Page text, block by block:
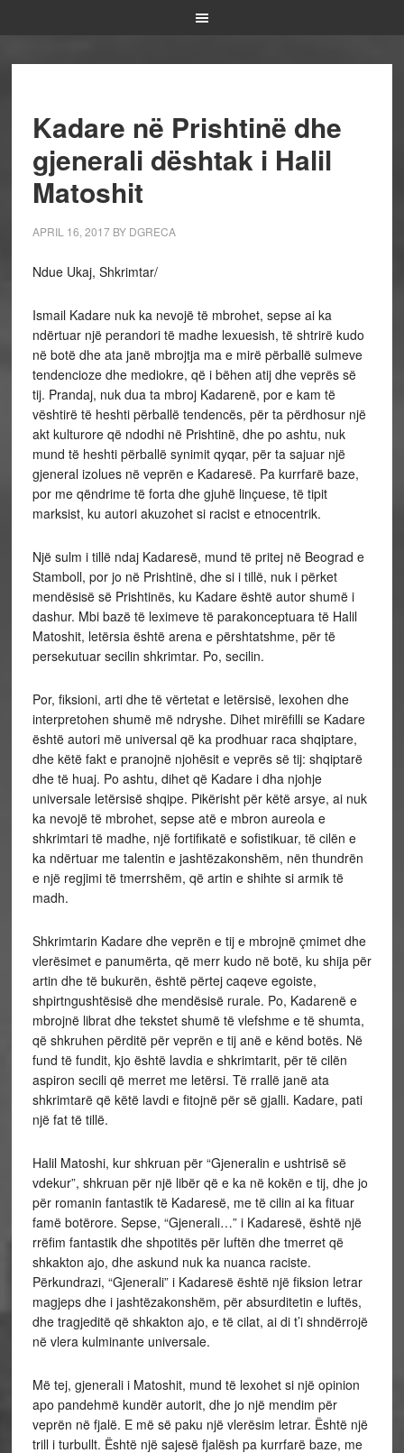
Kadare në Prishtinë dhe
gjenerali dështak i Halil
Matoshit
APRIL 16, 2017BY DGRECA
Ndue Ukaj, Shkrimtar/
Ismail Kadare nuk ka nevojë të mbrohet, sepse ai ka
ndërtuar një perandori të madhe lexuesish, të shtrirë kudo
në botë dhe ata janë mbrojtja ma e mirë përballë sulmeve
tendencioze dhe mediokre, që i bëhen atij dhe veprës së
tij. Prandaj, nuk dua ta mbroj Kadarenë, por e kam të
vështirë të heshti përballë tendencës, për ta përdhosur një
akt kulturore që ndodhi në Prishtinë, dhe po ashtu, nuk
mund të heshti përballë synimit qyqar, për ta sajuar një
gjeneral izolues në veprën e Kadaresë. Pa kurrfarë baze,
por me qëndrime të forta dhe gjuhë linçuese, të tipit
marksist, ku autori akuzohet si racist e etnocentrik.
Një sulm i tillë ndaj Kadaresë, mund të pritej në Beograd e
Stamboll, por jo në Prishtinë, dhe si i tillë, nuk i përket
mendësisë së Prishtinës, ku Kadare është autor shumë i
dashur. Mbi bazë të leximeve të parakonceptuara të Halil
Matoshit, letërsia është arena e përshtatshme, për të
persekutuar secilin shkrimtar. Po, secilin.
Por, fiksioni, arti dhe të vërtetat e letërsisë, lexohen dhe
interpretohen shumë më ndryshe. Dihet mirëfilli se Kadare
është autori më universal që ka prodhuar raca shqiptare,
dhe këtë fakt e pranojnë njohësit e veprës së tij: shqiptarë
dhe të huaj. Po ashtu, dihet që Kadare i dha njohje
universale letërsisë shqipe. Pikërisht për këtë arsye, ai nuk
ka nevojë të mbrohet, sepse atë e mbron aureola e
shkrimtari të madhe, një fortifikatë e sofistikuar, të cilën e
ka ndërtuar me talentin e jashtëzakonshëm, nën thundrën
e një regjimi të tmerrshëm, që artin e shihte si armik të
madh.
Shkrimtarin Kadare dhe veprën e tij e mbrojnë çmimet dhe
vlerësimet e panumërta, që merr kudo në botë, ku shija për
artin dhe të bukurën, është përtej caqeve egoiste,
shpirtngushtësisë dhe mendësisë rurale. Po, Kadarenë e
mbrojnë librat dhe tekstet shumë të vlefshme e të shumta,
që shkruhen përditë për veprën e tij anë e kënd botës. Në
fund të fundit, kjo është lavdia e shkrimtarit, për të cilën
aspiron secili që merret me letërsi. Të rrallë janë ata
shkrimtarë që këtë lavdi e fitojnë për së gjalli. Kadare, pati
një fat të tillë.
Halil Matoshi, kur shkruan për “Gjeneralin e ushtrisë së
vdekur”, shkruan për një libër që e ka në kokën e tij, dhe jo
për romanin fantastik të Kadaresë, me të cilin ai ka fituar
famë botërore. Sepse, “Gjenerali…” i Kadaresë, është një
rrëfim fantastik dhe shpotitës për luftën dhe tmerret që
shkakton ajo, dhe askund nuk ka nuanca raciste.
Përkundrazi, “Gjenerali” i Kadaresë është një fiksion letrar
magjeps dhe i jashtëzakonshëm, për absurditetin e luftës,
dhe tragjeditë që shkakton ajo, e të cilat, ai di t’i shndërrojë
në vlera kulminante universale.
Më tej, gjenerali i Matoshit, mund të lexohet si një opinion
apo pandehmë kundër autorit, dhe jo një mendim për
veprën në fjalë. E më së paku një vlerësim letrar. Është një
trill i turbullt. Është një sajesë fjalësh pa kurrfarë baze, me